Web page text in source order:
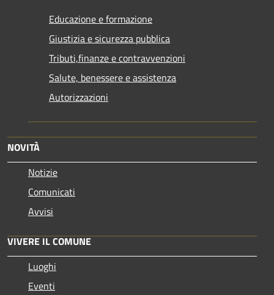
Educazione e formazione
Giustizia e sicurezza pubblica
Tributi,finanze e contravvenzioni
Salute, benessere e assistenza
Autorizzazioni
NOVITÀ
Notizie
Comunicati
Avvisi
VIVERE IL COMUNE
Luoghi
Eventi